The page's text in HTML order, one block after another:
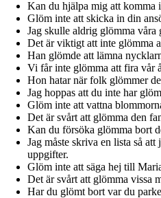
Kan du hjälpa mig att komma
Glöm inte att skicka in din
Jag skulle aldrig glömma våra
Det är viktigt att inte glömma
Han glömde att lämna
Vi får inte glömma att fira vår
Hon hatar när folk glömmer
Jag hoppas att du inte har
Glöm inte att vattna
Det är svårt att glömma den
Kan du försöka glömma bort
Jag måste skriva en lista så
uppgifter.
Glöm inte att säga hej till
Det är svårt att glömma vissa
Har du glömt bort var du